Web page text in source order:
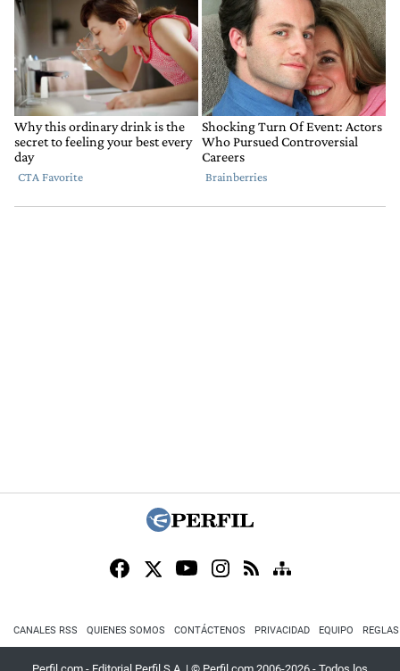
CANALES RSS QUIENES SOMOS CONTÁCTENOS PRIVACIDAD EQUIPO